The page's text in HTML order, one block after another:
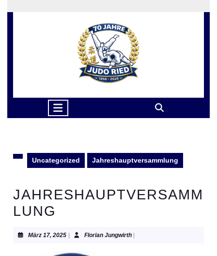
to
Uncategorized Jahreshauptversammlung
JAHRESHAUPTVERSAMM
LUNG
März 17, 2025März
2025
Florian JungwirthFlorian